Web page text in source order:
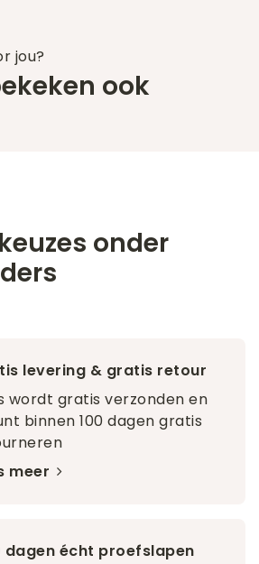
jou?
ook
onder
levering & gratis retour
wordt gratis verzonden en
binnen 100 dagen gratis
meer
dagen écht proefslapen